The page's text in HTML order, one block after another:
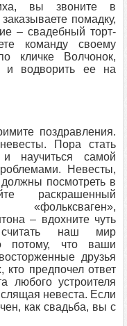
вы звоните в
помадку,
– свадебный торт-
команду своему
кличке Волчонок,
и водворить ее на
поздравления.
Пора стать
научиться самой
Невесты,
посмотреть в
раскрашенный
«фольксваген»,
– вдохните чуть
наш мир
потому, что ваши
друзья
кто предпочел ответ
любого устроителя
невеста. Если
как свадьба, вы с